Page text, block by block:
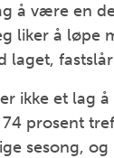
å være en
liker å løpe
laget,
ikke et lag
prosent
sesong,